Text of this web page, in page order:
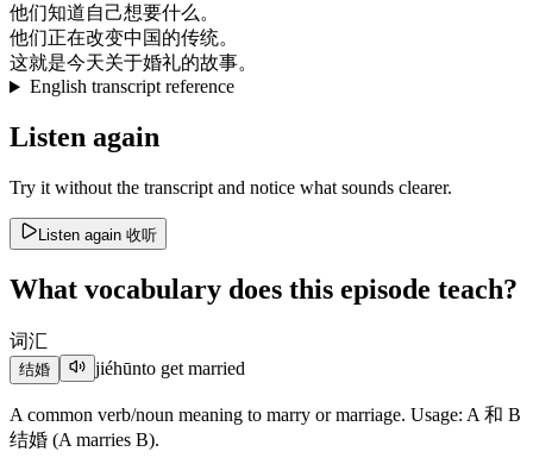
他们知道自己想要什么。
他们正在改变中国的传统。
这就是今天关于婚礼的故事。
English transcript reference
Listen again
Try it without the transcript and notice what sounds clearer.
Listen again 收听
What vocabulary does this episode teach?
词汇
结婚 jiéhūnto get married
A common verb/noun meaning to marry or marriage. Usage: A 和 B
结婚 (A marries B).